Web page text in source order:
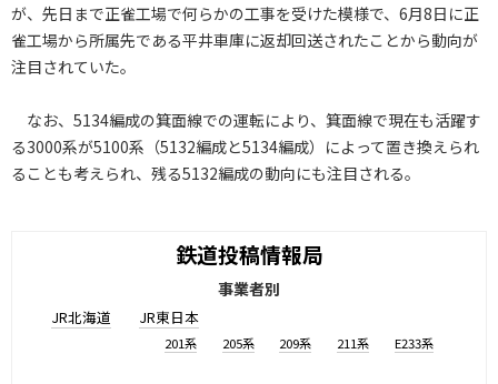
が、先日まで正雀工場で何らかの工事を受けた模様で、6月8日に正
雀工場から所属先である平井車庫に返却回送されたことから動向が
注目されていた。
なお、5134編成の箕面線での運転により、箕面線で現在も活躍す
る3000系が5100系（5132編成と5134編成）によって置き換えられ
ることも考えられ、残る5132編成の動向にも注目される。
鉄道投稿情報局
事業者別
JR北海道 JR東日本
201系 205系 209系 211系 E233系